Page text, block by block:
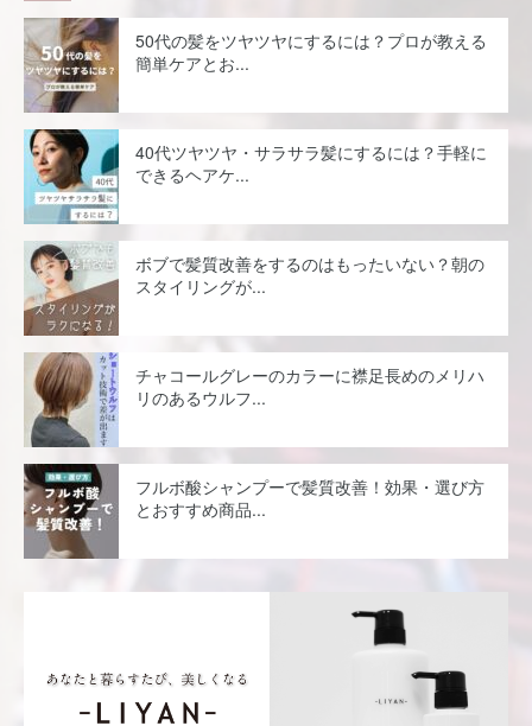
50代の髪をツヤツヤにするには？プロが教える
簡単ケアとお...
40代ツヤツヤ・サラサラ髪にするには？手軽に
できるヘアケ...
ボブで髪質改善をするのはもったいない？朝の
スタイリングが...
チャコールグレーのカラーに襟足長めのメリハ
リのあるウルフ...
フルボ酸シャンプーで髪質改善！効果・選び方
とおすすめ商品...